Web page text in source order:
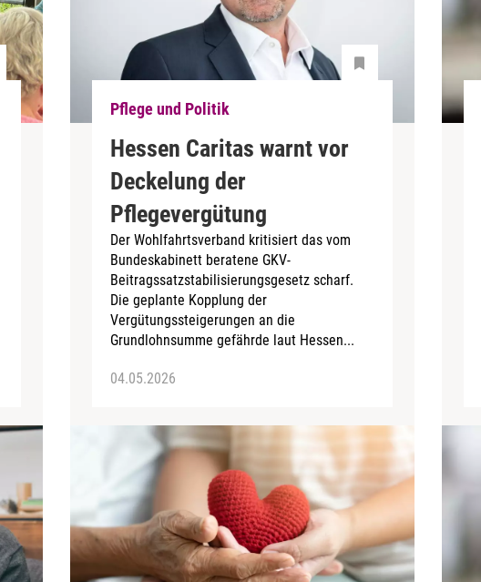
Pflege und Politik
Hessen Caritas warnt vor
Deckelung der
Pflegevergütung
Der Wohlfahrtsverband kritisiert das vom
Bundeskabinett beratene GKV-
Beitragssatzstabilisierungsgesetz scharf.
Die geplante Kopplung der
Vergütungssteigerungen an die
Grundlohnsumme gefährde laut Hessen...
04.05.2026